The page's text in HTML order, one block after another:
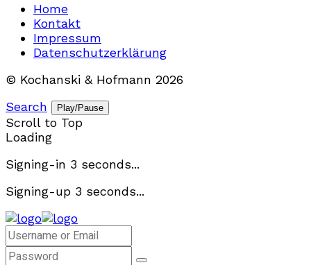
Home
Kontakt
Impressum
Datenschutzerklärung
© Kochanski & Hofmann 2026
Search
Play/Pause
Scroll to Top
Loading
Signing-in 3 seconds...
Signing-up 3 seconds...